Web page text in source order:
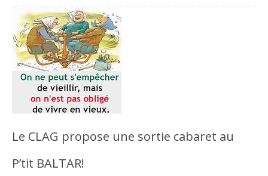
Le CLAG propose une sortie cabaret au
P’tit BALTAR!